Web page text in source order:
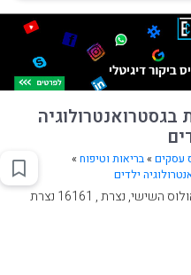
בגסטרואנטרולוגיה
עסקים »בריאות וטיפוח»
ילדים
השישי, נצרת , 16161 נצרת